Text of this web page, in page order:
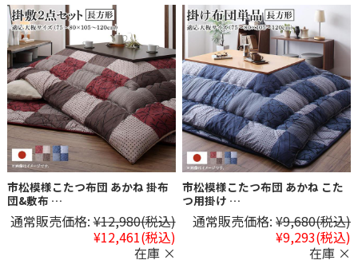
市松模様こたつ布団 あかね 掛布
団&敷布 …
通常販売価格:¥12,980(税込)
¥12,461(税込)
在庫 ×
市松模様こたつ布団 あかね こた
つ用掛け …
通常販売価格: ¥9,680(税込)
¥9,293(税込)
在庫 ×